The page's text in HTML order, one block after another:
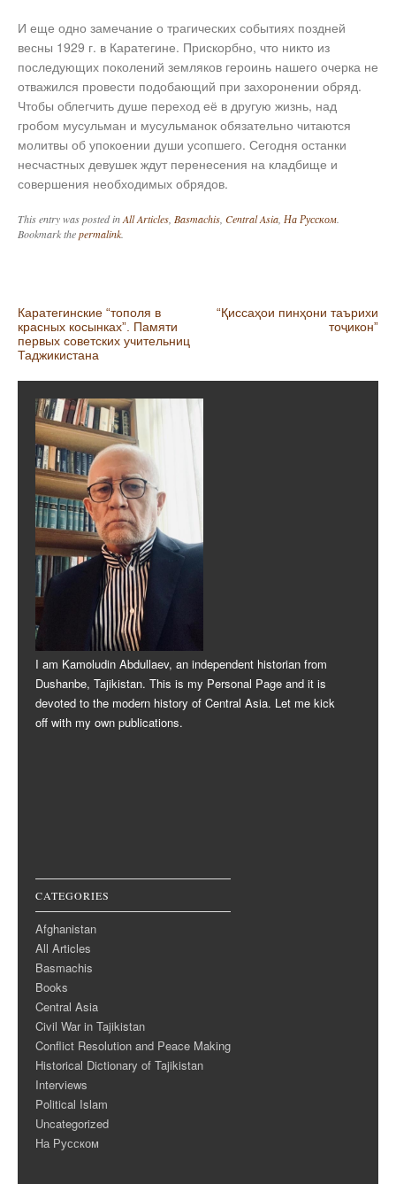
И еще одно замечание о трагических событиях поздней
весны 1929 г. в Каратегине. Прискорбно, что никто из
последующих поколений земляков героинь нашего очерка не
отважился провести подобающий при захоронении обряд.
Чтобы облегчить душе переход её в другую жизнь, над
гробом мусульман и мусульманок обязательно читаются
молитвы об упокоении души усопшего. Сегодня останки
несчастных девушек ждут перенесения на кладбище и
совершения необходимых обрядов.
This entry was posted inAll Articles, Basmachis, Central Asia, На Русском.
Bookmark thepermalink.
Post navigation
Каратегинские “тополя в
красных косынках”. Памяти
первых советских учительниц
Таджикистана
“Қиссаҳои пинҳони таърихи
тоҷикон”
I am Kamoludin Abdullaev, an independent historian from
Dushanbe, Tajikistan. This is my Personal Page and it is
devoted to the modern history of Central Asia. Let me kick
off with my own publications.
CATEGORIES
Afghanistan
All Articles
Basmachis
Books
Central Asia
Civil War in Tajikistan
Conflict Resolution and Peace Making
Historical Dictionary of Tajikistan
Interviews
Political Islam
Uncategorized
На Русском